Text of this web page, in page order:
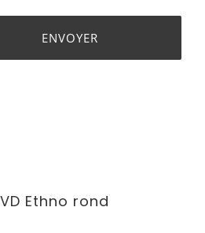
Ethno rond